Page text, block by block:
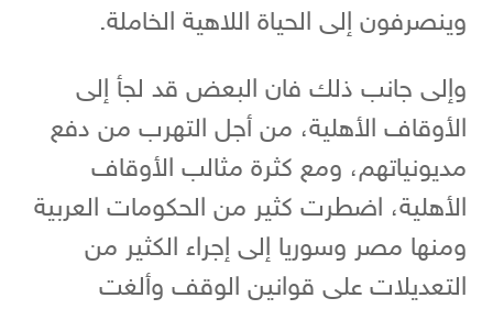
وينصرفون إلى الحياة اللاهية الخاملة.
وإلى جانب ذلك فان البعض قد لجأ إلى
الأوقاف الأهلية، من أجل التهرب من دفع
مديونياتهم، ومع كثرة مثالب الأوقاف
الأهلية، اضطرت كثير من الحكومات العربية
ومنها مصر وسوريا إلى إجراء الكثير من
التعديلات على قوانين الوقف وألغت